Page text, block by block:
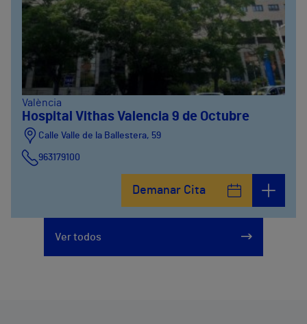
València
Hospital Vithas Valencia 9 de Octubre
Calle Valle de la Ballestera, 59
963179100
Demanar Cita
Ver todos